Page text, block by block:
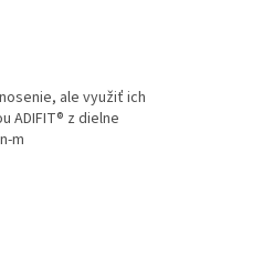
ale využiť ich
ADIFIT® z dielne
m